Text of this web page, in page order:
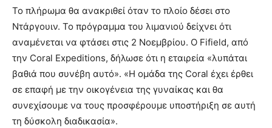
Το πλήρωμα θα ανακριθεί όταν το πλοίο δέσει στο
Ντάργουιν. Το πρόγραμμα του λιμανιού δείχνει ότι
αναμένεται να φτάσει στις 2 Νοεμβρίου. Ο Fifield, από
την Coral Expeditions, δήλωσε ότι η εταιρεία «λυπάται
βαθιά που συνέβη αυτό». «Η ομάδα της Coral έχει έρθει
σε επαφή με την οικογένεια της γυναίκας και θα
συνεχίσουμε να τους προσφέρουμε υποστήριξη σε αυτή
τη δύσκολη διαδικασία».